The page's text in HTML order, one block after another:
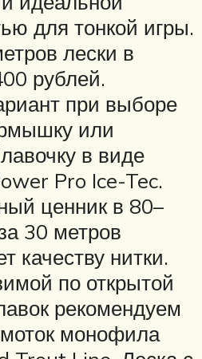
для тонкой игры.
лески в
рублей.
при выборе
или
в виде
Pro Ice-Tec.
ценник в 80–
30 метров
качеству нитки.
по открытой
рекомендуем
монофила